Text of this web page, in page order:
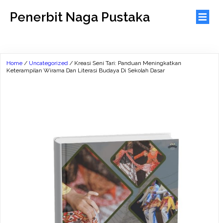
Penerbit Naga Pustaka
Home / Uncategorized / Kreasi Seni Tari: Panduan Meningkatkan
Keterampilan Wirama Dan Literasi Budaya Di Sekolah Dasar